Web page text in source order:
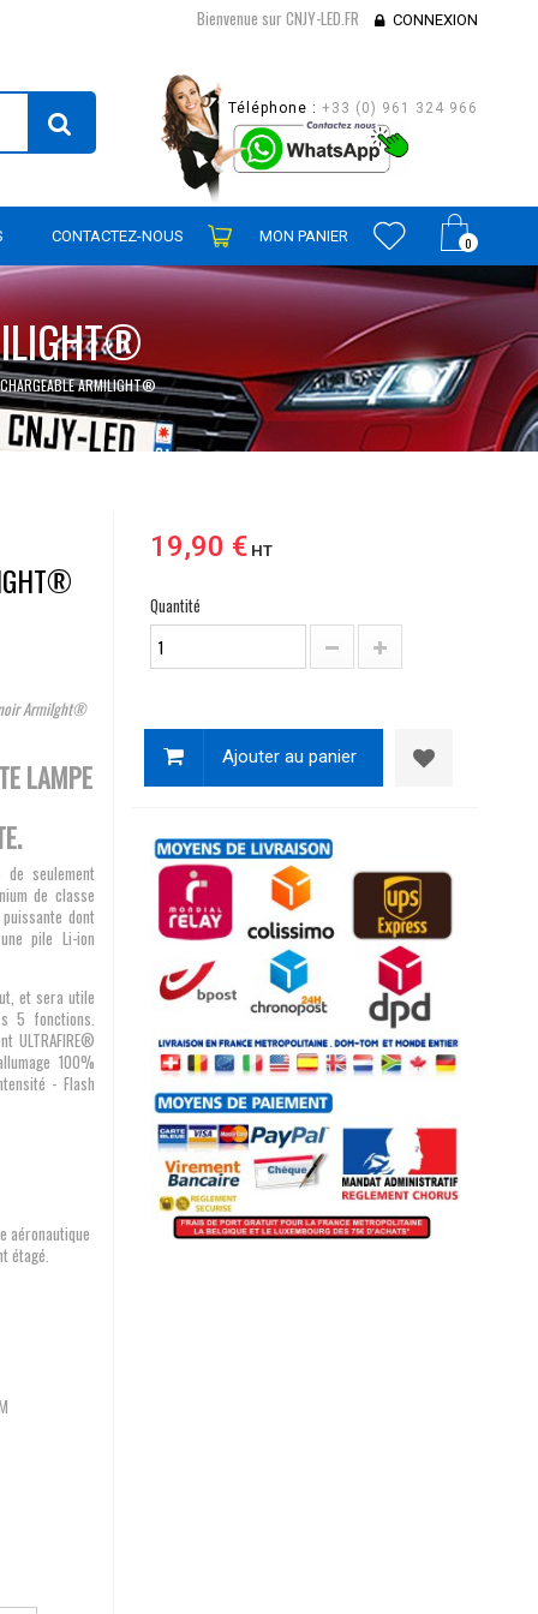
Bienvenue sur CNJY-LED.FR CONNEXION
Téléphone : +33 (0) 961 324 966
0
CONTACTEZ-NOUS MON PANIER
ARMILIGHT®
noir Armilght®
LAMPE
seulement
de classe
dont
pile Li-ion
et sera utile
5 fonctions.
ULTRAFIRE®
100%
- Flash
aéronautique
étagé.
19,90 €HT
Quantité
Ajouter au panier